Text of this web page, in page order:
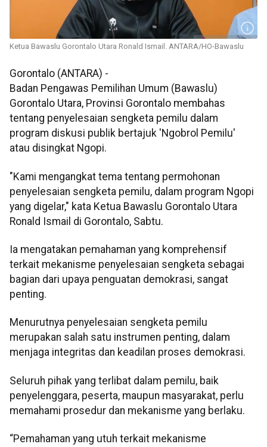
Ketua Bawaslu Gorontalo Utara Ronald Ismail. ANTARA/HO-Bawaslu
Gorontalo (ANTARA) -
Badan Pengawas Pemilihan Umum (Bawaslu)
Gorontalo Utara, Provinsi Gorontalo membahas
tentang penyelesaian sengketa pemilu dalam
program diskusi publik bertajuk 'Ngobrol Pemilu'
atau disingkat Ngopi.
"Kami mengangkat tema tentang permohonan
penyelesaian sengketa pemilu, dalam program Ngopi
yang digelar," kata Ketua Bawaslu Gorontalo Utara
Ronald Ismail di Gorontalo, Sabtu.
Ia mengatakan pemahaman yang komprehensif
terkait mekanisme penyelesaian sengketa sebagai
bagian dari upaya penguatan demokrasi, sangat
penting.
Menurutnya penyelesaian sengketa pemilu
merupakan salah satu instrumen penting, dalam
menjaga integritas dan keadilan proses demokrasi.
Seluruh pihak yang terlibat dalam pemilu, baik
penyelenggara, peserta, maupun masyarakat, perlu
memahami prosedur dan mekanisme yang berlaku.
“Pemahaman yang utuh terkait mekanisme